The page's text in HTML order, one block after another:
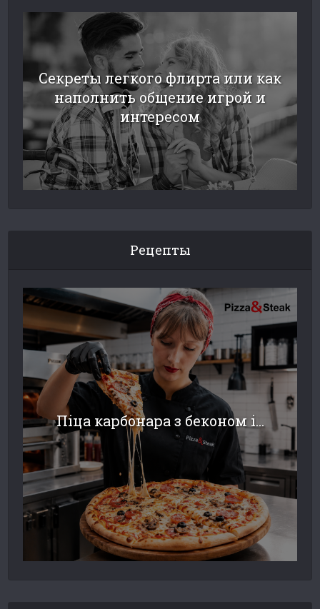
Секреты легкого флирта или как
наполнить общение игрой и
интересом
Рецепты
Піца карбонара з беконом і...